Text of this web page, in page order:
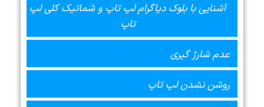
آشنایی با بلوک دیاگرام لپ تاپ و شماتیک کلی لپ
تاپ
عدم شارژ گیری
روشن نشدن لپ تاپ